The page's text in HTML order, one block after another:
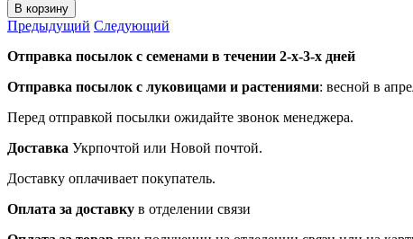
В корзину
Предыдущий Следующий
Отправка посылок с семенами в течении 2-х-3-х дней
Отправка посылок с луковицами и растениями: весной в
Перед отправкой посылки ожидайте звонок менеджера.
Доставка Укрпочтой или Новой почтой.
Доставку оплачивает покупатель.
Оплата за доставку в отделении связи